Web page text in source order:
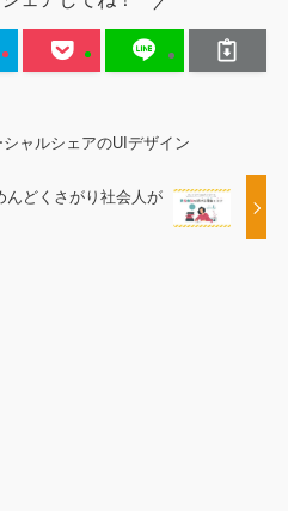
ャルシェアのUIデザイン
んどくさがり社会人が